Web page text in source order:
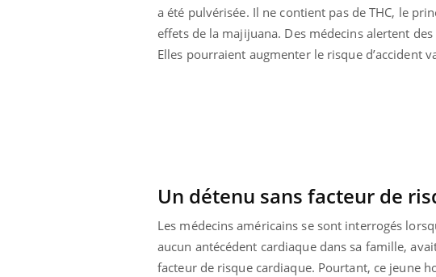
a été pulvérisée. Il ne contient pas de THC, le
effets de la majijuana. Des médecins alertent
Elles pourraient augmenter le risque d’accident
Un détenu sans facteur de
Les médecins américains se sont interrogés
aucun antécédent cardiaque dans sa famille,
facteur de risque cardiaque. Pourtant, ce jeune
cancer ?
Pourquoi manger moins
de protéines pourrait
finalement être bénéfique